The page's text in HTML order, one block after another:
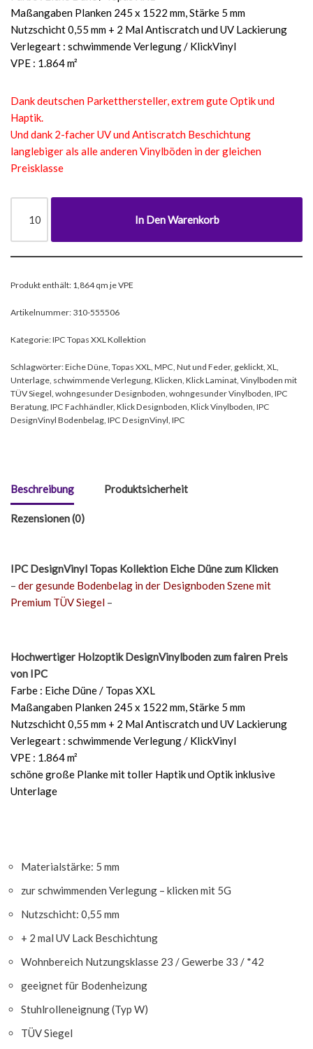
Maßangaben Planken 245 x 1522 mm, Stärke 5 mm
Nutzschicht 0,55 mm + 2 Mal Antiscratch und UV Lackierung
Verlegeart : schwimmende Verlegung / KlickVinyl
VPE : 1.864 m²
Dank deutschen Parketthersteller, extrem gute Optik und
Haptik.
Und dank 2-facher UV und Antiscratch Beschichtung
langlebiger als alle anderen Vinylböden in der gleichen
Preisklasse
In Den Warenkorb
Produkt enthält: 1,864qm je VPE
Artikelnummer: 310-555506
Kategorie:IPC Topas XXL Kollektion
Schlagwörter:Eiche Düne Topas XXL MPC Nut und Feder, geklickt XL
Unterlage schwimmende Verlegung Klicken Klick Laminat Vinylboden mit
TÜV Siegel wohngesunder Designboden wohngesunder Vinylboden IPC
Beratung IPC Fachhändler, Klick Designboden Klick Vinylboden IPC
DesignVinyl Bodenbelag IPC DesignVinyl IPC
Beschreibung Produktsicherheit
Rezensionen (0)
IPC DesignVinyl Topas Kollektion Eiche Düne zum Klicken
– der gesunde Bodenbelag in der Designboden Szene mit
Premium TÜV Siegel –
Hochwertiger Holzoptik DesignVinylboden zum fairen Preis
von IPC
Farbe : Eiche Düne / Topas XXL
Maßangaben Planken 245 x 1522 mm, Stärke 5 mm
Nutzschicht 0,55 mm + 2 Mal Antiscratch und UV Lackierung
Verlegeart : schwimmende Verlegung / KlickVinyl
VPE : 1.864 m²
schöne große Planke mit toller Haptik und Optik inklusive
Unterlage
Materialstärke: 5 mm
zur schwimmenden Verlegung – klicken mit 5G
Nutzschicht: 0,55 mm
+ 2 mal UV Lack Beschichtung
Wohnbereich Nutzungsklasse 23 / Gewerbe 33 / *42
geeignet für Bodenheizung
Stuhlrolleneignung (Typ W)
TÜV Siegel